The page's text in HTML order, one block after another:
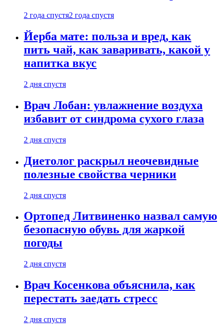
2 года спустя2 года спустя
Йерба мате: польза и вред, как
пить чай, как заваривать, какой у
напитка вкус
2 дня спустя
Врач Лобан: увлажнение воздуха
избавит от синдрома сухого глаза
2 дня спустя
Диетолог раскрыл неочевидные
полезные свойства черники
2 дня спустя
Ортопед Литвиненко назвал самую
безопасную обувь для жаркой
погоды
2 дня спустя
Врач Косенкова объяснила, как
перестать заедать стресс
2 дня спустя